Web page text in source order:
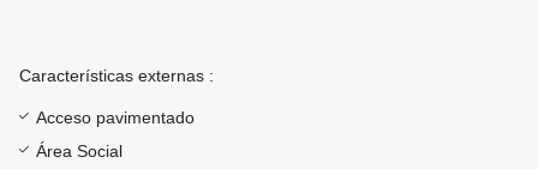
Características externas :
Acceso pavimentado
Área Social